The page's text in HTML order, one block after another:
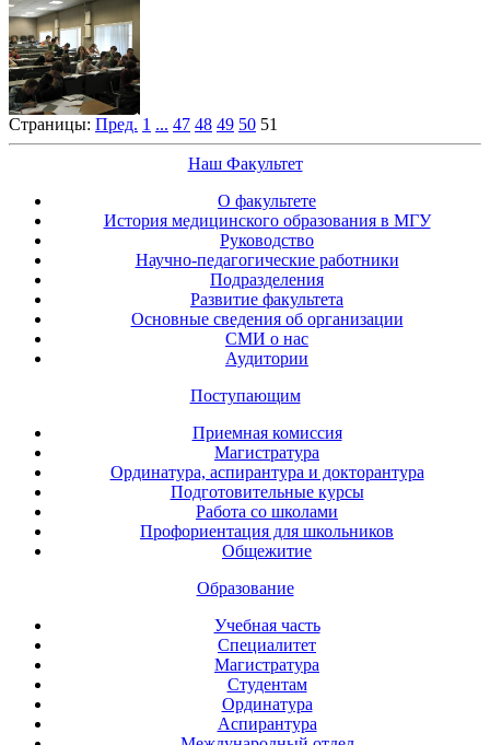
Страницы: Пред. 1 ... 47 48 49 50 51
Наш Факультет
О факультете
История медицинского образования в МГУ
Руководство
Научно-педагогические работники
Подразделения
Развитие факультета
Основные сведения об организации
СМИ о нас
Аудитории
Поступающим
Приемная комиссия
Магистратура
Ординатура, аспирантура и докторантура
Подготовительные курсы
Работа со школами
Профориентация для школьников
Общежитие
Образование
Учебная часть
Специалитет
Магистратура
Студентам
Ординатура
Аспирантура